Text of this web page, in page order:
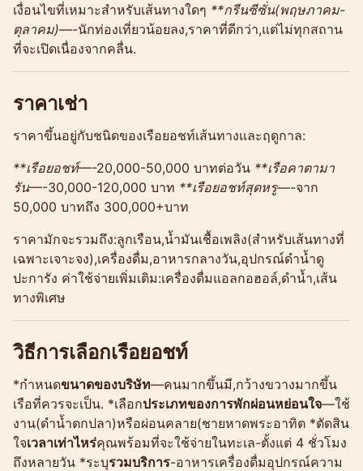
เงื่อนไขที่เหมาะสำหรับเส้นทางใดๆ **กรีนซีซั่น(พฤษภาคม-
ตุลาคม)—-นักท่องเที่ยวน้อยลง,ราคาที่ดีกว่า,แต่ไม่ทุกสถาน
ที่จะเปิดเนื่องจากคลื่น.
ราคาเช่า
ราคาขึ้นอยู่กับชนิดของเรือยอชท์เส้นทางและฤดูกาล:
**เรือยอชท์—-20,000-50,000 บาทต่อวัน **เรือคาตามา
รัน—-30,000-120,000 บาท **เรือยอชท์สุดหรู—-จาก
50,000 บาทถึง 300,000+บาท
ราคามักจะรวมถึง:ลูกเรือน,น้ำมันเชื้อเพลิง(สำหรับเส้นทางที่
เฉพาะเจาะจง),เครื่องดื่ม,อาหารกลางวัน,อุปกรณ์ดำน้ำดู
ปะการัง ค่าใช้จ่ายเพิ่มเติม:เครื่องดื่มแอลกอฮอล์,ดำน้ำ,เส้น
ทางพิเศษ
วิธีการเลือกเรือยอชท์
*กำหนดขนาดของบริษัท—คนมากขึ้นมี,กว้างขวางมากขึ้น
เรือที่ควรจะเป็น. *เลือกประเภทของการพักผ่อนหย่อนใจ—ใช้
งาน(ดำน้ำตกปลา)หรือผ่อนคลาย(ชายหาดพระอาทิต *ตัดสิน
ใจเวลาเท่าไหร่คุณพร้อมที่จะใช้จ่ายในทะเล-ตั้งแต่ 4 ชั่วโมง
ถึงหลายวัน *ระบุรวมบริการ-อาหารเครื่องดื่มอุปกรณ์ความ